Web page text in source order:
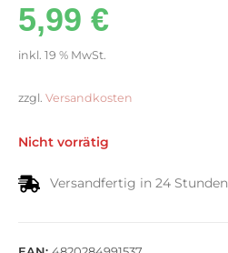
5,99 €
inkl. 19 % MwSt.
zzgl. Versandkosten
Nicht vorrätig
Versandfertig in 24 Stunden